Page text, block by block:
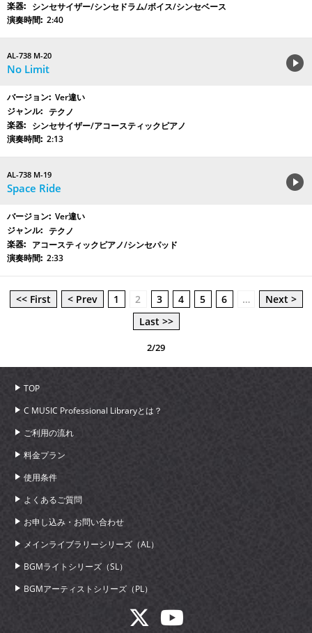
シンセサイザー/シンセドラム/ボイス/シンセベース
2:40
AL-738 M-20
No Limit
Ver違い
テクノ
シンセサイザー/アコースティックピアノ
2:13
AL-738 M-19
Space Ride
Ver違い
テクノ
アコースティックピアノ/シンセパッド
2:33
<< First < Prev 1 2 3 4 5 6 …
Next >
Last >>
2/29
TOP
C MUSIC Professional Libraryとは？
ご利用の流れ
料金プラン
使用条件
よくあるご質問
お申し込み・お問い合わせ
メインライブラリーシリーズ（AL）
BGMライトシリーズ（SL）
BGMアーティストシリーズ（PL）